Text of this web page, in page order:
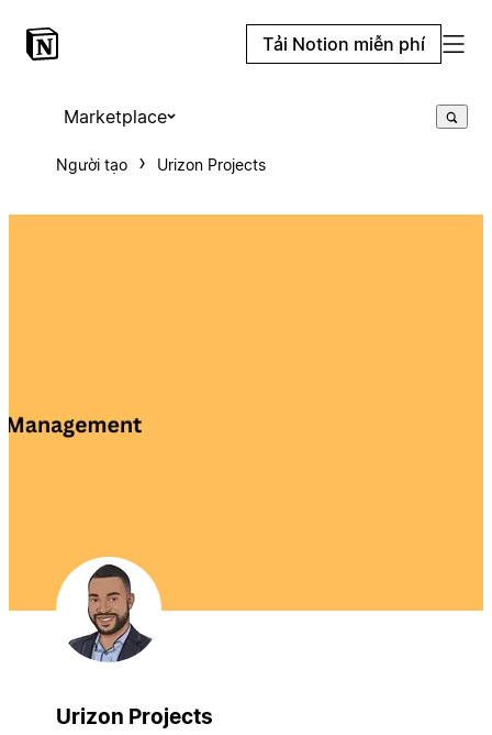
Tải Notion miễn phí
Marketplace
Người tạo Urizon Projects
Urizon Projects